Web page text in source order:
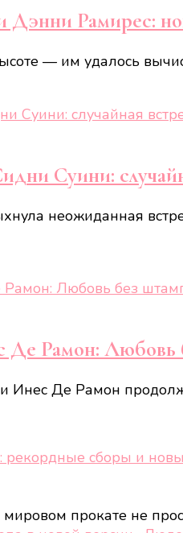
Рамирес:
— им удалось
Суини:
неожиданная
Рамон: Любовь
Инес Де Рамон
рекордные сборы и
мировом прокате не